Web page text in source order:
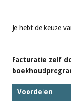
Je hebt de keuze
Facturatie zelf
Voordelen